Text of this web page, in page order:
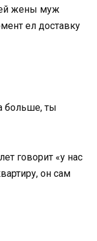
жены муж
ел доставку
больше, ты
говорит «у нас
он сам